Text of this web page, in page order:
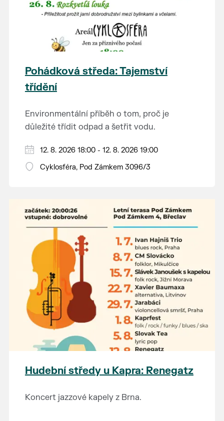
Pohádková středa: Tajemství
třídění
Environmentální příběh o tom, proč je
důležité třídit odpad a šetřit vodu.
Hraje se jen za příznivého počasí.
Vstupné dobrovolné.
12. 8. 2026 18:00 - 12. 8. 2026 19:00
Cyklosféra, Pod Zámkem 3096/3
Hudební středy u Kapra: Renegatz
Koncert jazzové kapely z Brna.